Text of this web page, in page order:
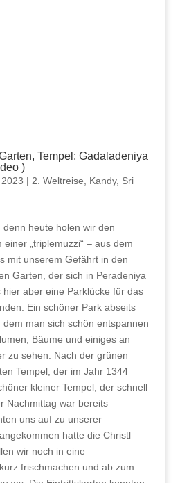
Tempel: Gadaladeniya
)
| 2. Weltreise Kandy, Sri
heute holen wir den
„triplemuzzi“ – aus dem
mit unserem Gefährt in den
Garten, der sich in Peradeniya
aber eine Parklücke für das
Ein schöner Park abseits
man sich schön entspannen
Bäume und einiges an
zu sehen. Nach der grünen
Tempel, der im Jahr 1344
kleiner Tempel, der schnell
Nachmittag war bereits
uns auf zu unserer
hatte die Christl
wir noch in eine
frischmachen und ab zum